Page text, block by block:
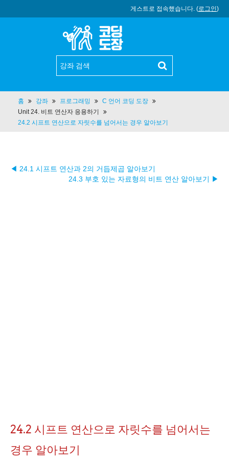
게스트로 접속했습니다. (로그인)
홈 강좌 프로그래밍
C 언어 코딩 도장
Unit 24. 비트 연산자 응용하기
24.2 시프트 연산으로 자릿수를 넘어서는 경우 알아보기
◀ 24.1 시프트 연산과 2의 거듭제곱 알아보기
24.3 부호 있는 자료형의 비트 연산 알아보기 ▶︎
24.2 시프트 연산으로 자릿수를 넘어서는
경우 알아보기